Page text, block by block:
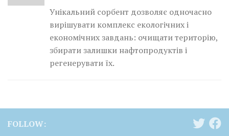
Унікальний сорбент дозволяє одночасно
вирішувати комплекс екологічних і
економічних завдань: очищати територію,
збирати залишки нафтопродуктів і
регенерувати їх.
FOLLOW: